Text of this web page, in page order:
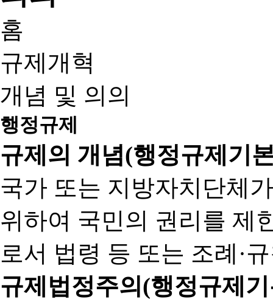
홈
규제개혁
개념 및 의의
행정규제
규제의 개념(행정규제기
국가 또는 지방자치단체
위하여 국민의 권리를 제
로서 법령 등 또는 조례·
규제법정주의(행정규제